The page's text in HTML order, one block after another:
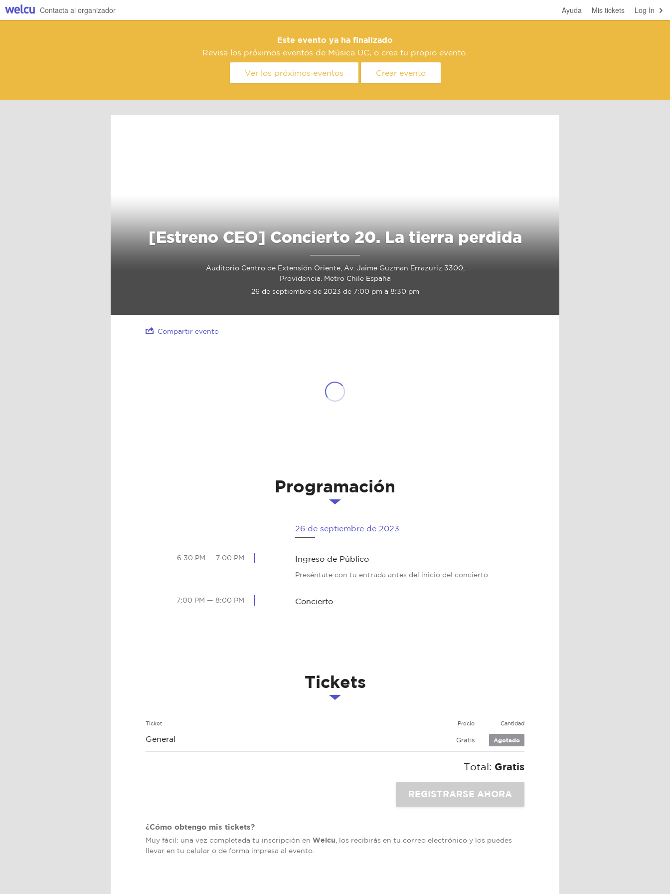
Log In
Mis tickets
Ayuda
Contacta al organizador
Este evento ya ha finalizado
Revisa los próximos eventos de Música UC, o crea tu propio evento.
Ver los próximos eventos Crear evento
[Estreno CEO] Concierto 20. La tierra perdida
Auditorio Centro de Extensión Oriente, Av. Jaime Guzman Errazuriz 3300,
Providencia. Metro Chile España
26 de septiembre de 2023 de 7:00 pm a 8:30 pm
Compartir evento
Programación
26 de septiembre de 2023
6:30 PM — 7:00 PM Ingreso de Público
Preséntate con tu entrada antes del inicio del concierto.
7:00 PM — 8:00 PM Concierto
Tickets
Ticket Precio Cantidad
General Gratis Agotado
Total: Gratis
¿Cómo obtengo mis tickets?
Muy fácil: una vez completada tu inscripción en Welcu , los recibirás en tu correo electrónico y los puedes
llevar en tu celular o de forma impresa al evento.